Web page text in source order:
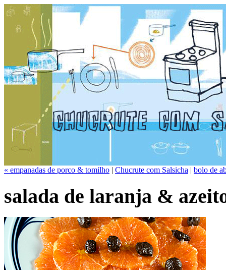
« empanadas de porco & tomilho | Chucrute com Salsicha | bolo de
salada de laranja &